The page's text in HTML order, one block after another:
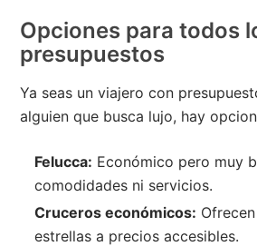
Opciones para todos
presupuestos
Ya seas un viajero con
alguien que busca lujo, hay
Felucca: Económico pero muy
comodidades ni servicios.
Cruceros económicos:
estrellas a precios accesibles.